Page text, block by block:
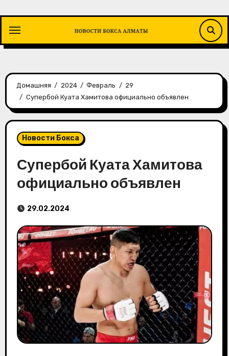
содержимому
Домашняя 2024 Февраль
29
Супербой Куата Хамитова официально объявлен
Новости Бокса
Супербой Куата Хамитова
официально объявлен
29.02.2024